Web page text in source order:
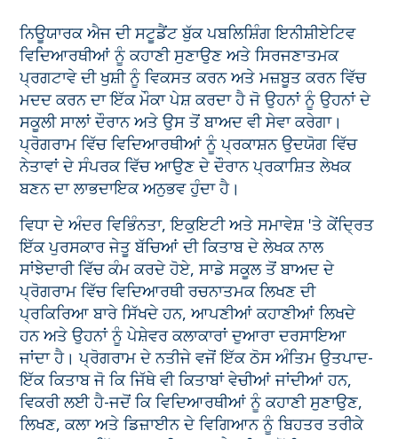
ਨਿਊਯਾਰਕ ਐਜ ਦੀ ਸਟੂਡੈਂਟ ਬੁੱਕ ਪਬਲਿਸ਼ਿੰਗ ਇਨੀਸ਼ੀਏਟਿਵ
ਵਿਦਿਆਰਥੀਆਂ ਨੂੰ ਕਹਾਣੀ ਸੁਣਾਉਣ ਅਤੇ ਸਿਰਜਣਾਤਮਕ
ਪ੍ਰਗਟਾਵੇ ਦੀ ਖੁਸ਼ੀ ਨੂੰ ਵਿਕਸਤ ਕਰਨ ਅਤੇ ਮਜ਼ਬੂਤ ਕਰਨ ਵਿੱਚ
ਮਦਦ ਕਰਨ ਦਾ ਇੱਕ ਮੌਕਾ ਪੇਸ਼ ਕਰਦਾ ਹੈ ਜੋ ਉਹਨਾਂ ਨੂੰ ਉਹਨਾਂ ਦੇ
ਸਕੂਲੀ ਸਾਲਾਂ ਦੌਰਾਨ ਅਤੇ ਉਸ ਤੋਂ ਬਾਅਦ ਵੀ ਸੇਵਾ ਕਰੇਗਾ।
ਪ੍ਰੋਗਰਾਮ ਵਿੱਚ ਵਿਦਿਆਰਥੀਆਂ ਨੂੰ ਪ੍ਰਕਾਸ਼ਨ ਉਦਯੋਗ ਵਿੱਚ
ਨੇਤਾਵਾਂ ਦੇ ਸੰਪਰਕ ਵਿੱਚ ਆਉਣ ਦੇ ਦੌਰਾਨ ਪ੍ਰਕਾਸ਼ਿਤ ਲੇਖਕ
ਬਣਨ ਦਾ ਲਾਭਦਾਇਕ ਅਨੁਭਵ ਹੁੰਦਾ ਹੈ।
ਵਿਧਾ ਦੇ ਅੰਦਰ ਵਿਭਿੰਨਤਾ, ਇਕੁਇਟੀ ਅਤੇ ਸਮਾਵੇਸ਼ 'ਤੇ ਕੇਂਦ੍ਰਿਤ
ਇੱਕ ਪੁਰਸਕਾਰ ਜੇਤੂ ਬੱਚਿਆਂ ਦੀ ਕਿਤਾਬ ਦੇ ਲੇਖਕ ਨਾਲ
ਸਾਂਝੇਦਾਰੀ ਵਿੱਚ ਕੰਮ ਕਰਦੇ ਹੋਏ, ਸਾਡੇ ਸਕੂਲ ਤੋਂ ਬਾਅਦ ਦੇ
ਪ੍ਰੋਗਰਾਮ ਵਿੱਚ ਵਿਦਿਆਰਥੀ ਰਚਨਾਤਮਕ ਲਿਖਣ ਦੀ
ਪ੍ਰਕਿਰਿਆ ਬਾਰੇ ਸਿੱਖਦੇ ਹਨ, ਆਪਣੀਆਂ ਕਹਾਣੀਆਂ ਲਿਖਦੇ
ਹਨ ਅਤੇ ਉਹਨਾਂ ਨੂੰ ਪੇਸ਼ੇਵਰ ਕਲਾਕਾਰਾਂ ਦੁਆਰਾ ਦਰਸਾਇਆ
ਜਾਂਦਾ ਹੈ। ਪ੍ਰੋਗਰਾਮ ਦੇ ਨਤੀਜੇ ਵਜੋਂ ਇੱਕ ਠੋਸ ਅੰਤਿਮ ਉਤਪਾਦ-
ਇੱਕ ਕਿਤਾਬ ਜੋ ਕਿ ਜਿੱਥੇ ਵੀ ਕਿਤਾਬਾਂ ਵੇਚੀਆਂ ਜਾਂਦੀਆਂ ਹਨ,
ਵਿਕਰੀ ਲਈ ਹੈ-ਜਦੋਂ ਕਿ ਵਿਦਿਆਰਥੀਆਂ ਨੂੰ ਕਹਾਣੀ ਸੁਣਾਉਣ,
ਲਿਖਣ, ਕਲਾ ਅਤੇ ਡਿਜ਼ਾਈਨ ਦੇ ਵਿਗਿਆਨ ਨੂੰ ਬਿਹਤਰ ਤਰੀਕੇ